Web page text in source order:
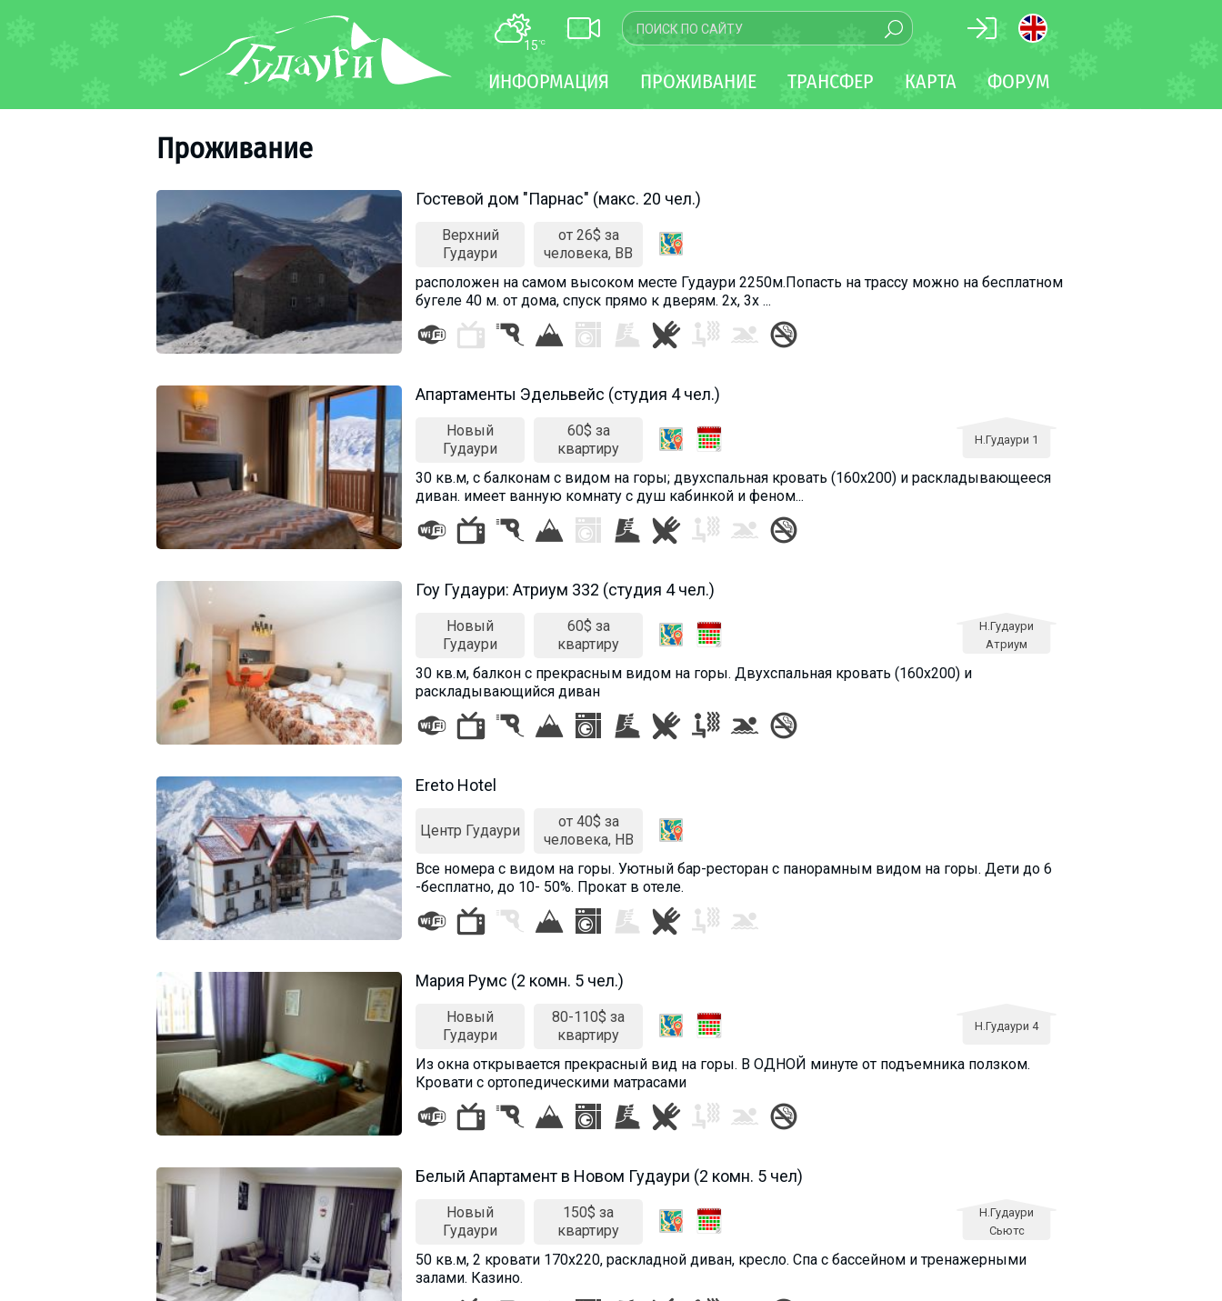
15°C
ИНФОРМАЦИЯ ПРОЖИВАНИЕ ТРАНСФЕР КАРТА ФОРУМ
Проживание
Гостевой дом "Парнас" (макс. 20 чел.)
Верхний
Гудаури
от 26$ за
человека, BB
расположен на самом высоком месте Гудаури 2250м.Попасть на трассу можно на бесплатном
бугеле 40 м. от дома, спуск прямо к дверям. 2х, 3х ...
Апартаменты Эдельвейс (студия 4 чел.)
Новый
Гудаури
60$ за
квартиру
Н.Гудаури 1
30 кв.м, с балконам с видом на горы; двухспальная кровать (160х200) и раскладывающееся
диван. имеет ванную комнату с душ кабинкой и феном...
Гоу Гудаури: Атриум 332 (студия 4 чел.)
Новый
Гудаури
60$ за
квартиру
Н.Гудаури
Атриум
30 кв.м, балкон с прекрасным видом на горы. Двухспальная кровать (160х200) и
раскладывающийся диван
Ereto Hotel
Центр Гудаури
от 40$ за
человека, HB
Все номера c видом на горы. Уютный бар-ресторан с панорамным видом на горы. Дети до 6
-бесплатно, до 10- 50%. Прокат в отеле.
Мария Румс (2 комн. 5 чел.)
Новый
Гудаури
80-110$ за
квартиру
Н.Гудаури 4
Из окна открывается прекрасный вид на горы. В ОДНОЙ минуте от подъемника ползком.
Кровати с ортопедическими матрасами
Белый Апартамент в Новом Гудаури (2 комн. 5 чел)
Новый
Гудаури
150$ за
квартиру
Н.Гудаури
Сьютс
50 кв.м, 2 кровати 170х220, раскладной диван, кресло. Спа с бассейном и тренажерными
залами. Казино.
Дети в Гудаури
Развлечения
Календарь событий
Гудаури
INFO
ПРОЖИВАНИЕ
Горячие предложения
Долгосрочная аренда
Визы и Документы
Мобильная связь
Безопасность